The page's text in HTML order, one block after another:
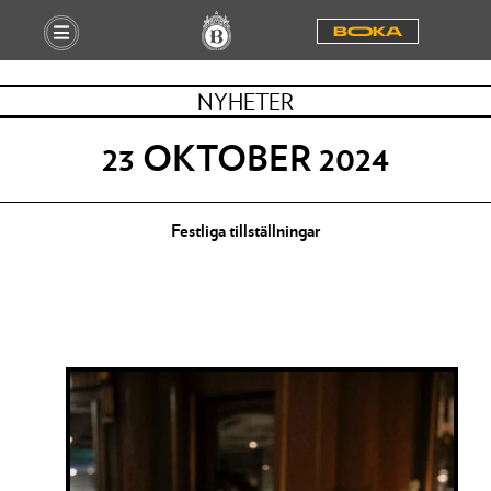
BOOKA
NYHETER
23 OKTOBER 2024
Festliga tillställningar